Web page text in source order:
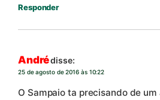
Responder
Andrédisse:
25 de agosto de 2016 às 10:22
O Sampaio ta precisando de